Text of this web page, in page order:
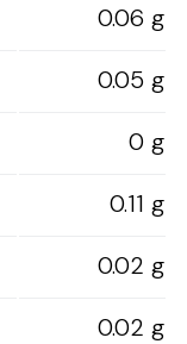
0.06 g
0.05 g
0 g
0.11 g
0.02 g
0.02 g